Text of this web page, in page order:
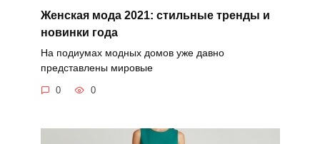
Женская мода 2021: стильные тренды и
новинки года
На подиумах модных домов уже давно
представлены мировые
0 0